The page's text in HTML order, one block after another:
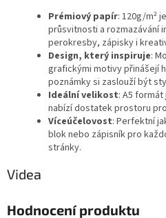
Prémiový papír: 120g/m²
průsvitnosti a rozmazávání
perokresby, zápisky i
Design, který inspiruje:
grafickými motivy přinášejí
poznámky si zaslouží být
Ideální velikost: A5
nabízí dostatek prostoru
Víceúčelovost: Perfektní
blok nebo zápisník pro
stránky.
Videa
Hodnocení produktu